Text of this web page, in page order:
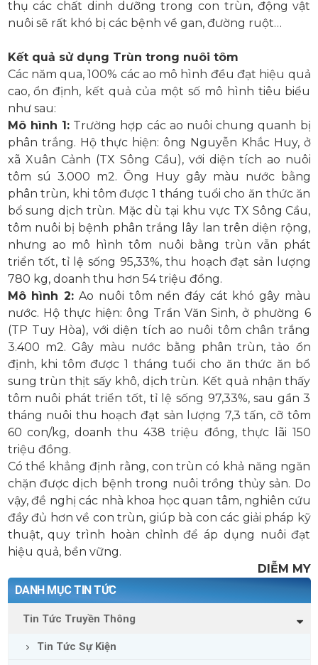
thụ các chất dinh dưỡng trong con trùn, động vật
nuôi sẽ rất khó bị các bệnh về gan, đường ruột…
Kết quả sử dụng Trùn trong nuôi tôm
Các năm qua, 100% các ao mô hình đều đạt hiệu quả
cao, ổn định, kết quả của một số mô hình tiêu biểu
như sau:
Mô hình 1:Trường hợp các ao nuôi chung quanh bị
phân trắng. Hộ thực hiện: ông Nguyễn Khắc Huy, ở
xã Xuân Cảnh (TX Sông Cầu), với diện tích ao nuôi
tôm sú 3.000 m2. Ông Huy gây màu nước bằng
phân trùn, khi tôm được 1 tháng tuổi cho ăn thức ăn
bổ sung dịch trùn. Mặc dù tại khu vực TX Sông Cầu,
tôm nuôi bị bệnh phân trắng lây lan trên diện rộng,
nhưng ao mô hình tôm nuôi bằng trùn vẫn phát
triển tốt, tỉ lệ sống 95,33%, thu hoạch đạt sản lượng
780 kg, doanh thu hơn 54 triệu đồng.
Mô hình 2:Ao nuôi tôm nền đáy cát khó gây màu
nước. Hộ thực hiện: ông Trần Văn Sinh, ở phường 6
(TP Tuy Hòa), với diện tích ao nuôi tôm chân trắng
3.400 m2. Gây màu nước bằng phân trùn, tảo ổn
định, khi tôm được 1 tháng tuổi cho ăn thức ăn bổ
sung trùn thịt sấy khô, dịch trùn. Kết quả nhận thấy
tôm nuôi phát triển tốt, tỉ lệ sống 97,33%, sau gần 3
tháng nuôi thu hoạch đạt sản lượng 7,3 tấn, cỡ tôm
60 con/kg, doanh thu 438 triệu đồng, thực lãi 150
triệu đồng.
Có thể khẳng định rằng, con trùn có khả năng ngăn
chặn được dịch bệnh trong nuôi trồng thủy sản. Do
vậy, đề nghị các nhà khoa học quan tâm, nghiên cứu
đầy đủ hơn về con trùn, giúp bà con các giải pháp kỹ
thuật, quy trình hoàn chỉnh để áp dụng nuôi đạt
hiệu quả, bền vững.
DIỄM MY
DANH MỤC TIN TỨC
Tin Tức Truyền Thông
Tin Tức Sự Kiện